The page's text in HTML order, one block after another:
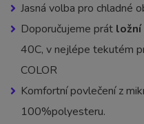
Jasná volba pro chladné
Doporučujeme prát
40C, v nejlépe tekutém
COLOR
Komfortní povlečení z
100%polyesteru.